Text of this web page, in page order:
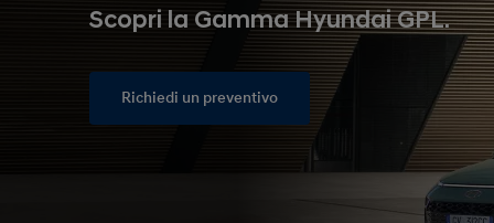
Scopri la Gamma Hyundai GPL.
Richiedi un preventivo